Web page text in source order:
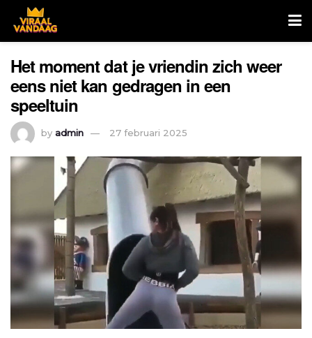
Het moment dat je vriendin zich weer
eens niet kan gedragen in een
speeltuin
by admin 27 februari 2025